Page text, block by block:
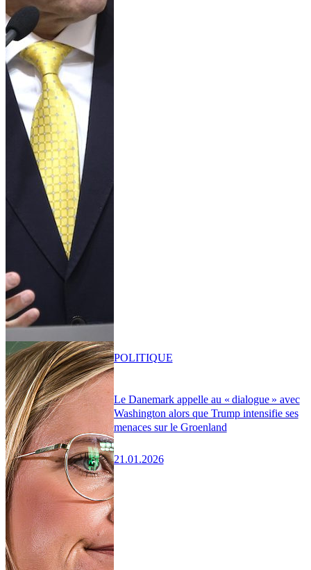
Le Danemark appelle au « dialogue » avec
Washington alors que Trump intensifie ses
menaces sur le Groenland
21.01.2026
POLITIQUE